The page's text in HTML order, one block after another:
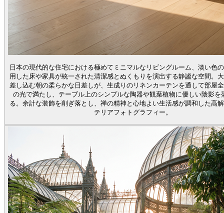
日本の現代的な住宅における極めてミニマルなリビングルーム、淡い色
用した床や家具が統一された清潔感とぬくもりを演出する静謐な空間。
差し込む朝の柔らかな日差しが、生成りのリネンカーテンを通して部屋
の光で満たし、テーブル上のシンプルな陶器や観葉植物に優しい陰影を
る。余計な装飾を削ぎ落とし、禅の精神と心地よい生活感が調和した高
テリアフォトグラフィー。